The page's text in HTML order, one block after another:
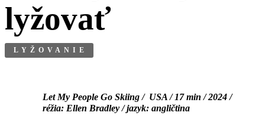
lyžovať
LYŽOVANIE
Let My People Go Skiing / USA / 17 min / 2024 /
réžia: Ellen Bradley / jazyk: angličtina